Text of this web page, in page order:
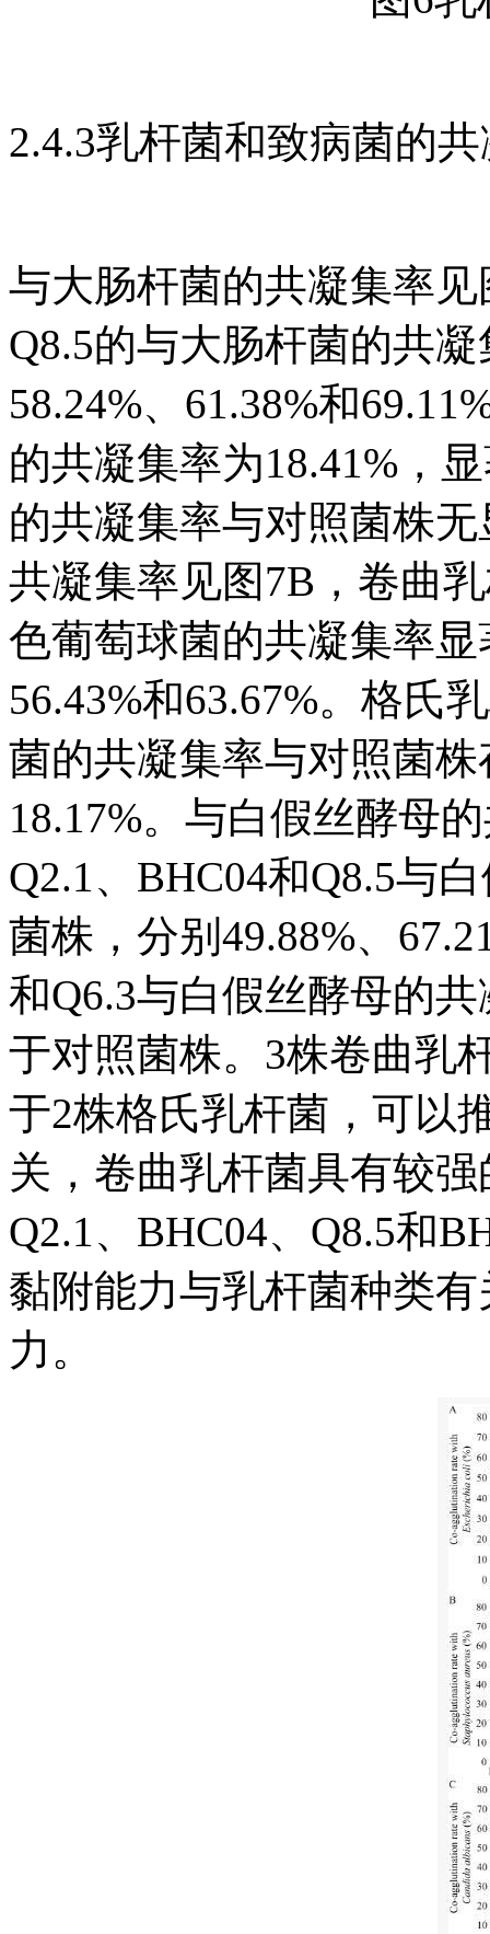
2.4.3乳杆菌和致病菌的
与大肠杆菌的共凝集率
Q8.5的与大肠杆菌的共
58.24%、61.38%和
的共凝集率为18.41%，
的共凝集率与对照菌株
共凝集率见图7B，卷曲
色葡萄球菌的共凝集率
56.43%和63.67%。格氏
菌的共凝集率与对照菌
18.17%。与白假丝酵母
Q2.1、BHC04和Q8.5与
菌株，分别49.88%、
和Q6.3与白假丝酵母的
于对照菌株。3株卷曲乳
于2株格氏乳杆菌，可以
关，卷曲乳杆菌具有较
Q2.1、BHC04、Q8.5和
黏附能力与乳杆菌种类
力。